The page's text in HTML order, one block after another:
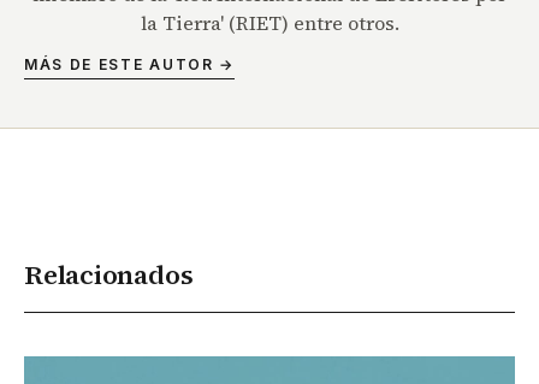
la Tierra' (RIET) entre otros.
MÁS DE ESTE AUTOR →
Relacionados